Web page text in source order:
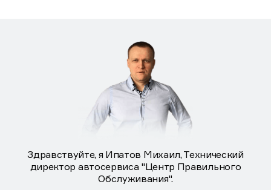
Здравствуйте, я Ипатов Михаил, Технический
директор автосервиса "Центр Правильного
Обслуживания".